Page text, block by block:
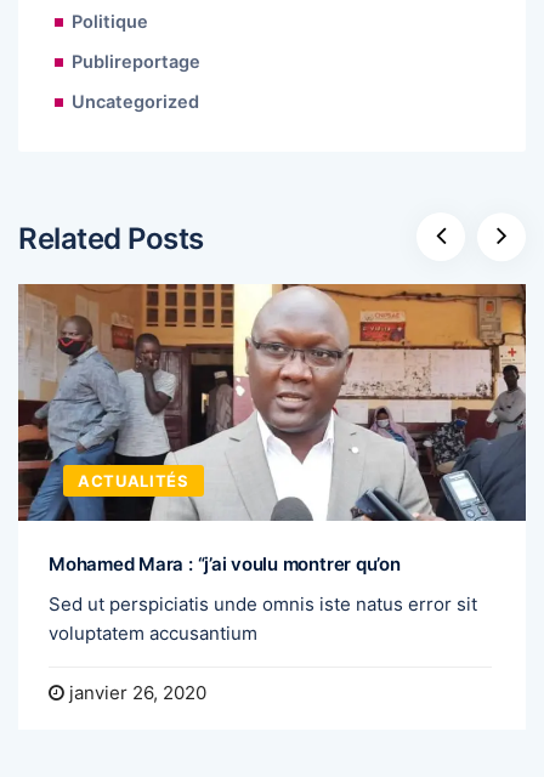
Politique
Publireportage
Uncategorized
Related Posts
ACTUALITÉS
Mohamed Mara : “j’ai voulu montrer qu’on
Sed ut perspiciatis unde omnis iste natus error sit
voluptatem accusantium
janvier 26, 2020